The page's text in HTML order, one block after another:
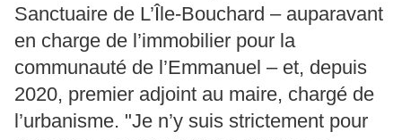
Sanctuaire de L’Île-Bouchard – auparavant
en charge de l’immobilier pour la
communauté de l’Emmanuel – et, depuis
2020, premier adjoint au maire, chargé de
l’urbanisme. "Je n’y suis strictement pour